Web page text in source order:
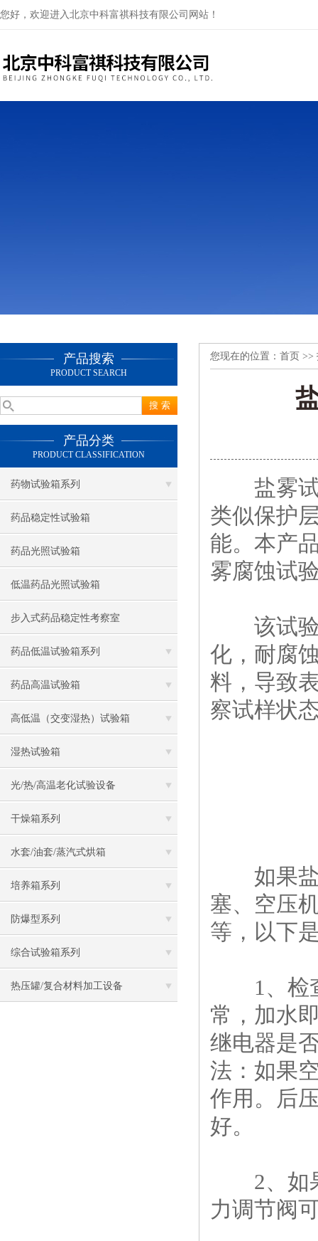
您好，欢迎进入北京中科富祺科技有限公司网站！
产品搜索
PRODUCT SEARCH
产品分类
PRODUCT CLASSIFICATION
药物试验箱系列
药品稳定性试验箱
药品光照试验箱
低温药品光照试验箱
步入式药品稳定性考察室
药品低温试验箱系列
药品高温试验箱
高低温（交变湿热）试验箱
湿热试验箱
光/热/高温老化试验设备
干燥箱系列
水套/油套/蒸汽式烘箱
培养箱系列
防爆型系列
综合试验箱系列
热压罐/复合材料加工设备
您现在的位置： 首页 >>
盐雾
类似保护
能。本产
雾腐蚀试
该试验
化，耐腐
料，导致
察试样状
如果盐
塞、空压
等，以下
1、检查
常，加水
继电器是
法：如果
作用。后
好。
2、如果
力调节阀